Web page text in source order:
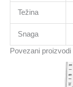
Težina
Snaga
Povezani proizvodi